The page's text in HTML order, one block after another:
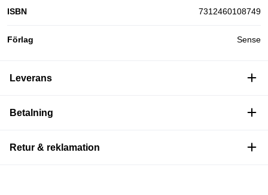
ISBN 7312460108749
Förlag Sense
Leverans
Betalning
Retur & reklamation